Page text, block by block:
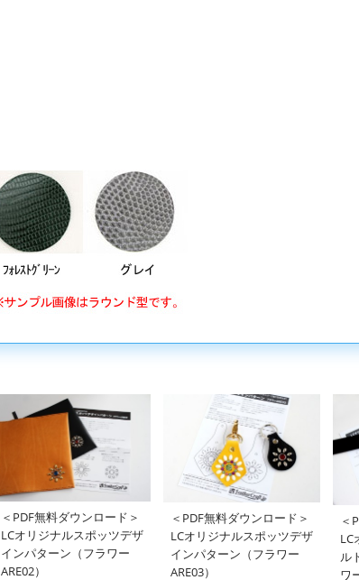
＜PDF無料ダウンロード＞
LCオリジナルスポッツデザ
インパターン（フラワー
ARE02）
＜PDF無料ダウンロード＞
LCオリジナルスポッツデザ
インパターン（フラワー
ARE03）
＜
LC
ル
ワ